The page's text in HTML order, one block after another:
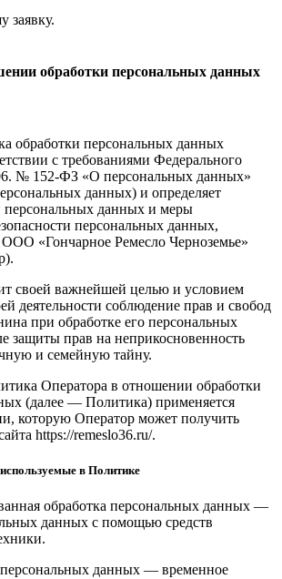
заявку.
обработки персональных данных
обработки персональных данных
с требованиями Федерального
№ 152-ФЗ «О персональных данных»
данных) и определяет
персональных данных и меры
персональных данных,
ООО «Гончарное Ремесло Черноземье»
своей важнейшей целью и условием
деятельности соблюдение прав и свобод
при обработке его персональных
защиты прав на неприкосновенность
и семейную тайну.
Оператора в отношении обработки
(далее — Политика) применяется
которую Оператор может получить
https://remeslo36.ru/.
в Политике
обработка персональных данных —
данных с помощью средств
данных — временное